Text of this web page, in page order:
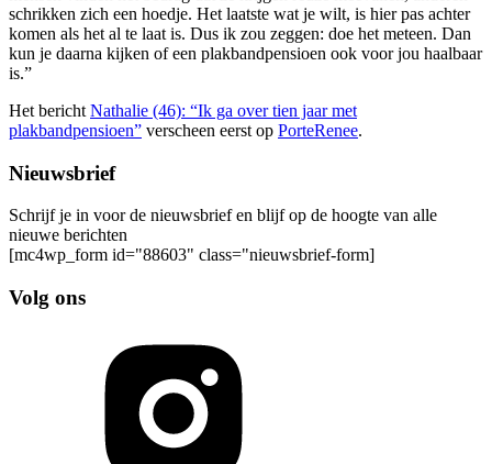
schrikken zich een hoedje. Het laatste wat je wilt, is hier pas achter
komen als het al te laat is. Dus ik zou zeggen: doe het meteen. Dan
kun je daarna kijken of een plakbandpensioen ook voor jou haalbaar
is.”
Het bericht Nathalie (46): “Ik ga over tien jaar met
plakbandpensioen” verscheen eerst op PorteRenee.
Nieuwsbrief
Schrijf je in voor de nieuwsbrief en blijf op de hoogte van alle
nieuwe berichten
[mc4wp_form id="88603" class="nieuwsbrief-form]
Volg ons